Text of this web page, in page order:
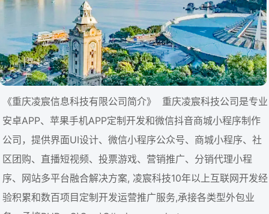
《重庆凌宸信息科技有限公司简介》 重庆凌宸科技公司是专业
安卓APP、苹果手机APP定制开发和微信抖音商城小程序制作
公司，提供界面UI设计、微信小程序公众号、商城小程序、社
区团购、直播短视频、投票游戏、营销推广、分销代理小程
序、网站多平台融合解决方案, 凌宸科技10年以上互联网开发经
验积累和数百项目定制开发运营推广服务,承接各类型外包业